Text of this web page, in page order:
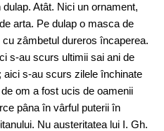
Atât. Nici un ornament,
arta. Pe dulap o masca de
zâmbetul dureros încaperea.
s-au scurs ultimii sai ani de
s-au scurs zilele închinate
om a fost ucis de oamenii
pâna în vârful puterii în
Nu austeritatea lui I. Gh.